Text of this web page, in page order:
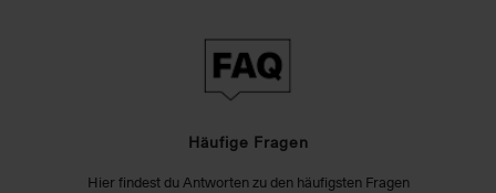
Häufige Fragen
Hier findest du Antworten zu den häufigsten Fragen